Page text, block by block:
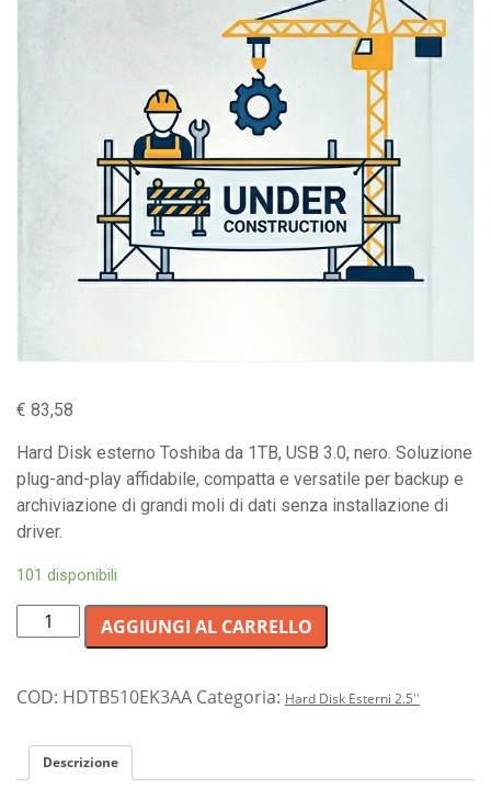
€ 83,58
Hard Disk esterno Toshiba da 1TB, USB 3.0, nero. Soluzione
plug-and-play affidabile, compatta e versatile per backup e
archiviazione di grandi moli di dati senza installazione di
driver.
101 disponibili
Hard
Disk
Toshiba
Basics
da
AGGIUNGI AL CARRELLO
COD: HDTB510EK3AA Categoria: Hard Disk Esterni 2.5''
Descrizione